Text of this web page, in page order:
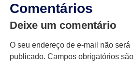
Comentários
Deixe um comentário
O seu endereço de e-mail não será
publicado. Campos obrigatórios são